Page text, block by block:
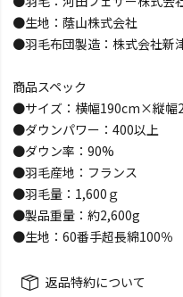
●生地：蔭山株式会社
●羽毛布団製造：株式会社新
商品スペック
●サイズ：横幅190cm×縦幅
●ダウンパワー：400以上
●ダウン率：90%
●羽毛産地：フランス
●羽毛量：1,600ｇ
●製品重量：約2,600g
●生地：60番手超長綿100％
返品特約について